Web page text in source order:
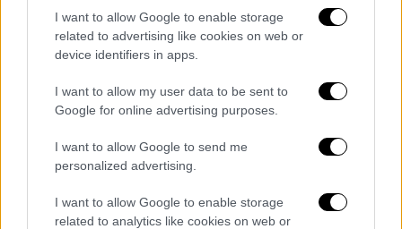
I want to allow Google to enable storage
related to advertising like cookies on web or
device identifiers in apps.
I want to allow my user data to be sent to
Google for online advertising purposes.
I want to allow Google to send me
personalized advertising.
I want to allow Google to enable storage
related to analytics like cookies on web or
Ιστορία|16.02.2026 12:01
«Ανοιχτός σε διάλογο με τις αρμόδιες
ελληνικές Αρχές» λέει ο Βέλγος
φωτογραφίες
πώληση»